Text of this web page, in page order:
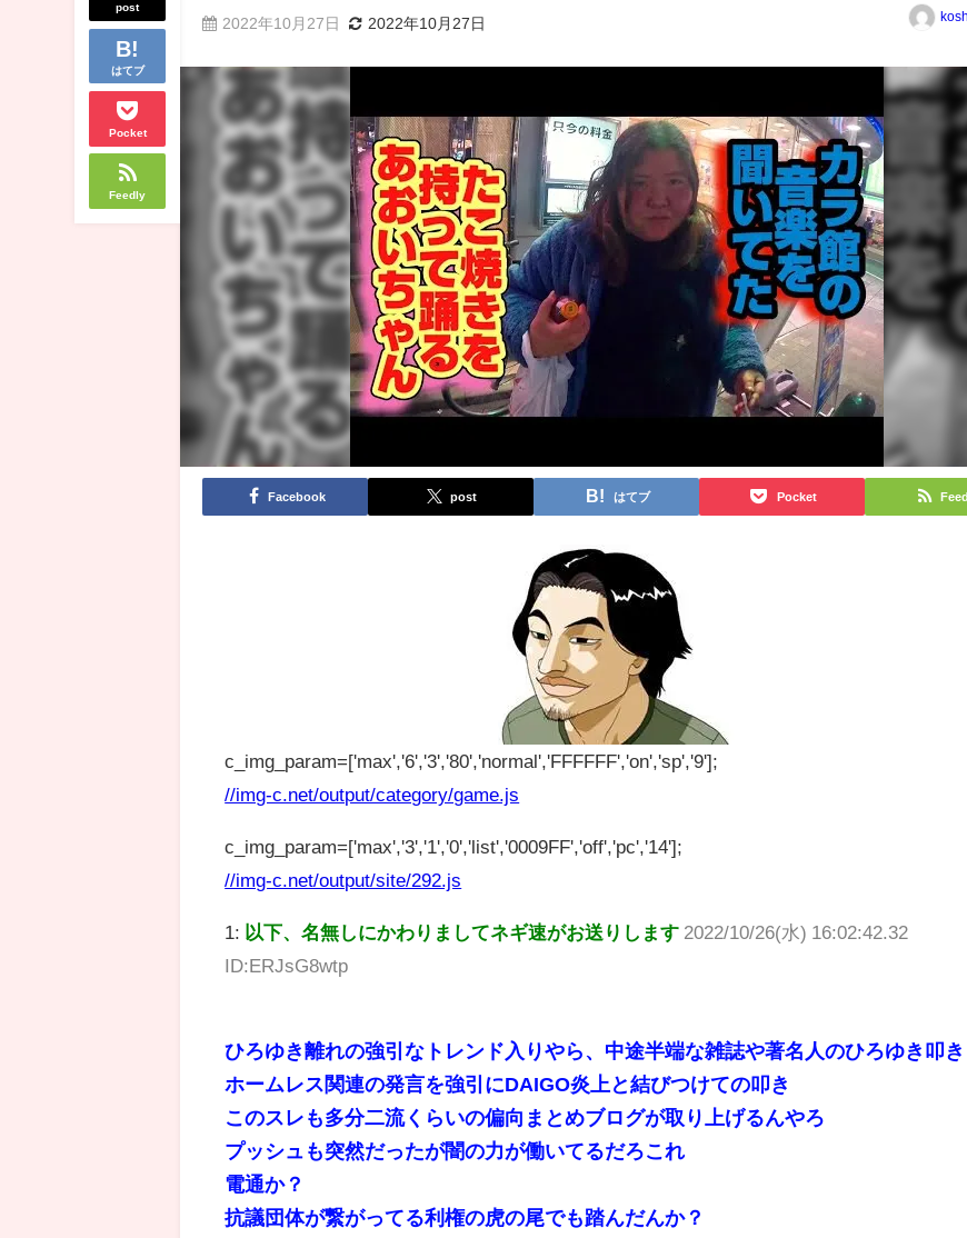
post
はてブ
Pocket
Feedly
2022年10月27日 2022年10月27日
Facebook post はてブ Pocket
c_img_param=['max','6','3','80','normal','FFFFFF','on','sp','9'];
//img-c.net/output/category/game.js
c_img_param=['max','3','1','0','list','0009FF','off','pc','14'];
//img-c.net/output/site/292.js
1: 以下、名無しにかわりましてネギ速がお送りします 2022/10/26(水) 16:02:42.32
ID:ERJsG8wtp
ひろゆき離れの強引なトレンド入りやら、中途半端な雑誌や著名人のひろゆき叩き
ホームレス関連の発言を強引にDAIGO炎上と結びつけての叩き
このスレも多分二流くらいの偏向まとめブログが取り上げるんやろ
プッシュも突然だったが闇の力が働いてるだろこれ
電通か？
抗議団体が繋がってる利権の虎の尾でも踏んだんか？